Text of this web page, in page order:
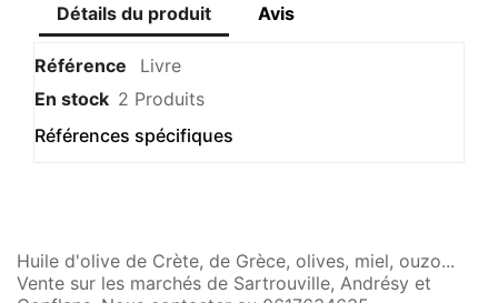
Détails du produit Avis
Référence
Livre
En stock 2 Produits
Références spécifiques
Huile d'olive de Crète, de Grèce, olives, miel, ouzo...
Vente sur les marchés de Sartrouville, Andrésy et